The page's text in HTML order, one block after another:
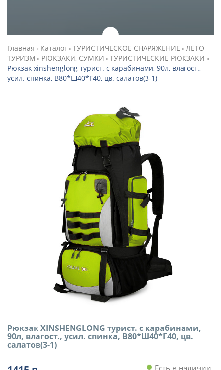
Главная » Каталог»ТУРИСТИЧЕСКОЕ СНАРЯЖЕНИЕ »ЛЕТО
ТУРИЗМ » РЮКЗАКИ, СУМКИ »ТУРИСТИЧЕСКИЕ РЮКЗАКИ »
Рюкзак xinshenglong турист. с карабинами, 90л, влагост.,
усил. спинка, В80*Ш40*Г40, цв. салатов(3-1)
Рюкзак XINSHENGLONG турист. с карабинами,
90л, влагост., усил. спинка, В80*Ш40*Г40, цв.
салатов(3-1)
Есть в наличии